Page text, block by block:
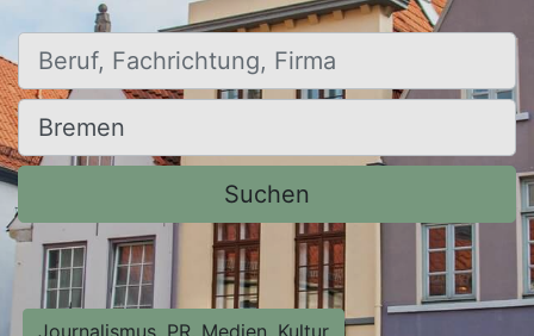
Beruf, Fachrichtung, Firma
Ort, Stadt
Suchen
Journalismus, PR, Medien, Kultur